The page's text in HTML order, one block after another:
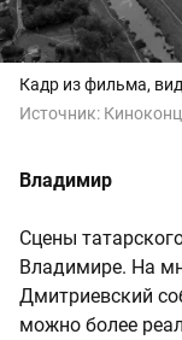
Кадр из фильма,
Источник:
Владимир
Сцены
Владимире. На
Дмитриевский
можно более